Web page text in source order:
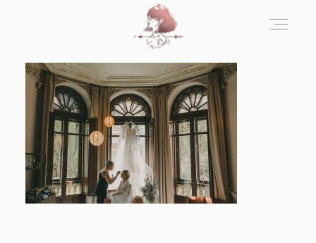
Home
Blog
Sobre Nosotros